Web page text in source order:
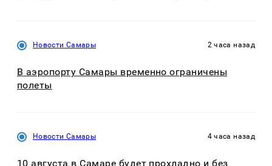
Новости Самары 2 часа назад
В аэропорту Самары временно ограничены
полеты
Новости Самары 4 часа назад
10 августа в Самаре будет прохладно и без